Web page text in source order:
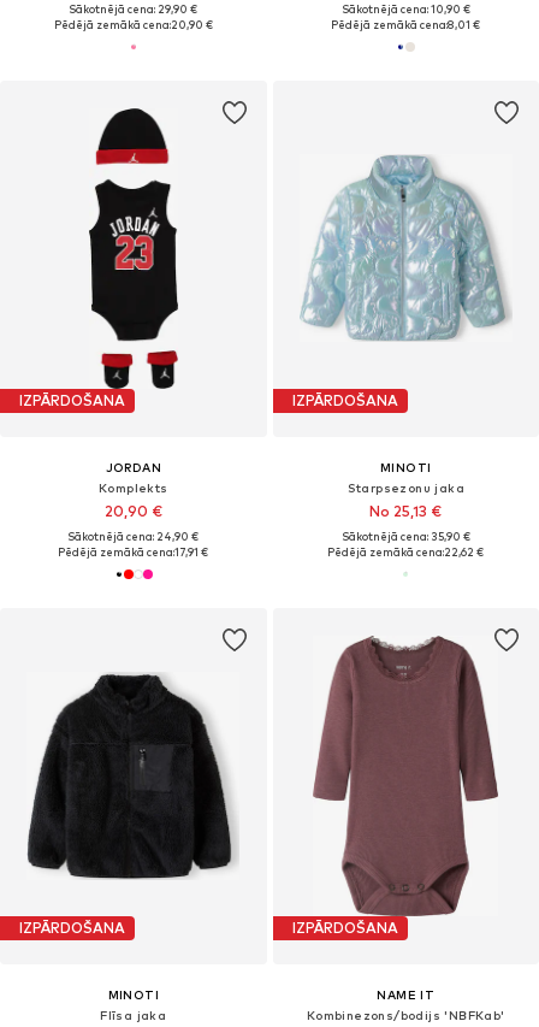
Sākotnējā cena: 29,90 €
Pēdējā zemākā cena:20,90 €
Sākotnējā cena: 10,90 €
Pēdējā zemākā cena:8,01 €
IZPĀRDOŠANA
JORDAN
Komplekts
20,90 €
Sākotnējā cena: 24,90 €
Pēdējā zemākā cena:17,91 €
IZPĀRDOŠANA
MINOTI
Starpsezonu jaka
No 25,13 €
Sākotnējā cena: 35,90 €
Pēdējā zemākā cena:22,62 €
IZPĀRDOŠANA
MINOTI
Flīsa jaka
IZPĀRDOŠANA
NAME IT
Kombinezons/bodijs 'NBFKab'